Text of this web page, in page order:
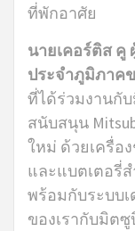
ที่พักอาศัย
นายเคอร์ติส คู
ประจำภูมิภาค
ที่ได้ร่วมงานกั
สนับสนุน
ใหม่ ด้วยเครื่อ
และแบตเตอรี่
พร้อมกับระบบ
ของเรากับมิตซู